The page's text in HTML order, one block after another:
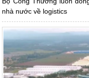
nhà nước về logistics